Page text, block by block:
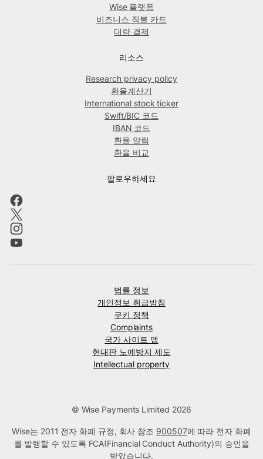
Wise 플랫폼
비즈니스 직불 카드
대량 결제
리소스
Research privacy policy
환율계산기
International stock ticker
Swift/BIC 코드
IBAN 코드
환율 알림
환율 비교
팔로우하세요
법률 정보
개인정보 취급방침
쿠키 정책
Complaints
국가 사이트 맵
현대판 노예방지 제도
Intellectual property
© Wise Payments Limited 2026
Wise는 2011 전자 화폐 규정, 회사 참조 900507에 따라 전자 화폐
를 발행할 수 있도록 FCA(Financial Conduct Authority)의 승인을
받았습니다.